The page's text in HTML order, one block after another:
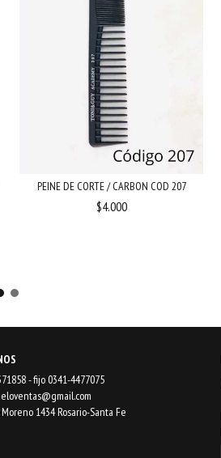
PEINE DE CORTE / CARBON COD 207
$4.000
- fijo 0341-4477075
1434 Rosario-Santa Fe